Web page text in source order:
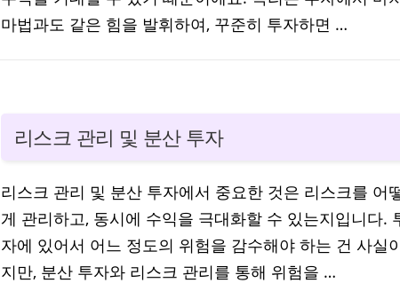
마법과도 같은 힘을 발휘하여, 꾸준히 투자하면 …
리스크 관리 및 분산 투자
리스크 관리 및 분산 투자에서 중요한 것은 리스크를 어
게 관리하고, 동시에 수익을 극대화할 수 있는지입니다.
자에 있어서 어느 정도의 위험을 감수해야 하는 건 사실
지만, 분산 투자와 리스크 관리를 통해 위험을 …